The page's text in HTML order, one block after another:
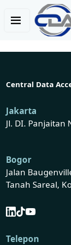
Central Data
Jakarta
Jl. DI. Panjaitan
Bogor
Jalan
Tanah Sareal,
Telepon